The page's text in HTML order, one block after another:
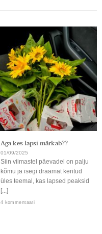
Aga kes lapsi märkab??
01/09/2025
Siin viimastel päevadel on palju
kõmu ja isegi draamat keritud
üles teemal, kas lapsed peaksid
[...]
4 kommentaari